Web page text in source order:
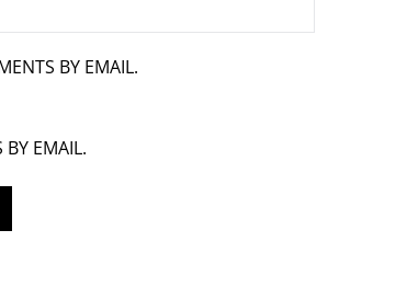
BY EMAIL.
BY EMAIL.